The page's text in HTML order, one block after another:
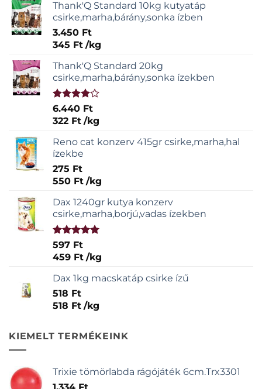
Thank'Q Standard 10kg kutyatáp
csirke,marha,bárány,sonka ízben
3.450 Ft
345 Ft /kg
Thank'Q Standard 20kg
csirke,marha,bárány,sonka ízekben
Értékelés:
4.00 / 5
6.440 Ft
322 Ft /kg
Reno cat konzerv 415gr csirke,marha,hal
ízekbe
275 Ft
550 Ft /kg
Dax 1240gr kutya konzerv
csirke,marha,borjú,vadas ízekben
Értékelés:
5.00/ 5
597 Ft
459 Ft /kg
Dax 1kg macskatáp csirke ízű
518 Ft
518 Ft /kg
KIEMELT TERMÉKEINK
Trixie tömörlabda rágójáték 6cm.Trx3301